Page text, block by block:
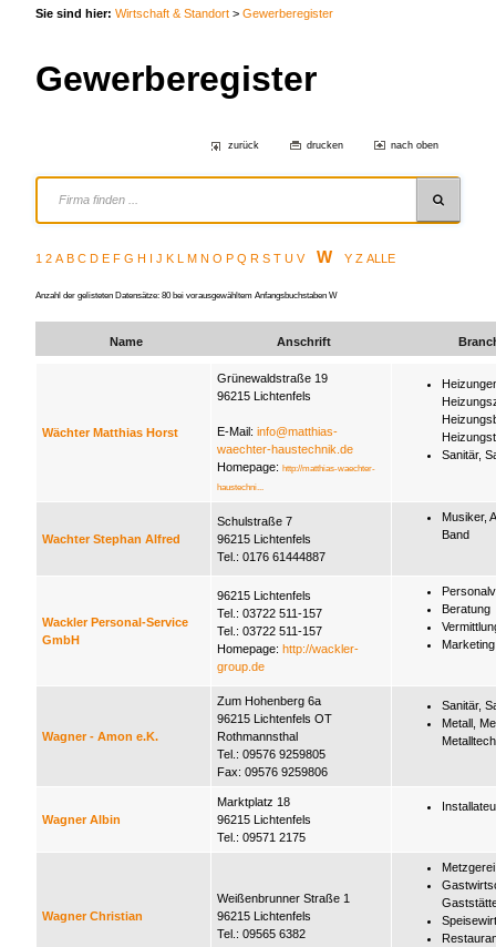
Sie sind hier: Wirtschaft & Standort > Gewerberegister
Gewerberegister
zurück drucken nach oben
1 2 A B C D E F G H I J K L M N O P Q R S T U V W Y Z ALLE
Anzahl der gelisteten Datensätze: 80 bei vorausgewähltem Anfangsbuchstaben W
Name Anschrift
Wächter Matthias Horst
Grünewaldstraße 19
96215 Lichtenfels
E-Mail: info@matthias-
waechter-haustechnik.de
Homepage: http://matthias-waechter-
haustechni...
Sanitär,
Wachter Stephan Alfred
Schulstraße 7
96215 Lichtenfels
Tel.: 0176 61444887
Musiker,
Band
Wackler Personal-Service
GmbH
96215 Lichtenfels
Tel.: 03722 511-157
Tel.: 03722 511-157
Homepage: http://wackler-
group.de
Beratung
Marketing
Wagner - Amon e.K.
Zum Hohenberg 6a
96215 Lichtenfels OT
Rothmannsthal
Tel.: 09576 9259805
Fax: 09576 9259806
Sanitär,
Metall,
Wagner Albin
Marktplatz 18
96215 Lichtenfels
Tel.: 09571 2175
Wagner Christian
Weißenbrunner Straße 1
96215 Lichtenfels
Tel.: 09565 6382
Metzgerei